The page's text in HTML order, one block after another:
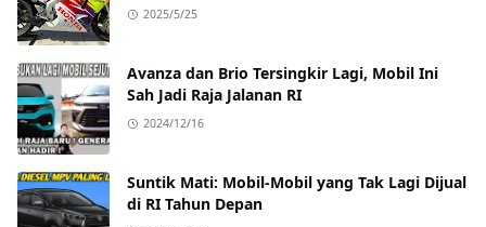
2025/5/25
Avanza dan Brio Tersingkir Lagi, Mobil Ini
Sah Jadi Raja Jalanan RI
2024/12/16
Suntik Mati: Mobil-Mobil yang Tak Lagi Dijual
di RI Tahun Depan